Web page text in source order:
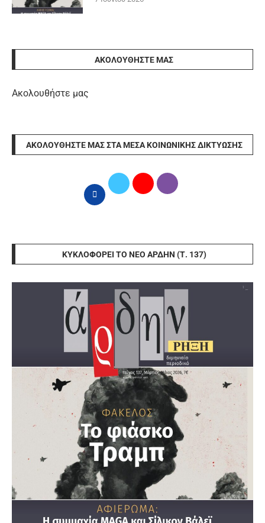
ΑΚΟΛΟΥΘΉΣΤΕ ΜΑΣ
Ακολουθήστε μας
ΑΚΟΛΟΥΘΉΣΤΕ ΜΑΣ ΣΤΑ ΜΈΣΑ ΚΟΙΝΩΝΙΚΉΣ ΔΙΚΤΎΩΣΗΣ
ΚΥΚΛΟΦΟΡΕΊ ΤΟ ΝΈΟ ΆΡΔΗΝ (Τ. 137)